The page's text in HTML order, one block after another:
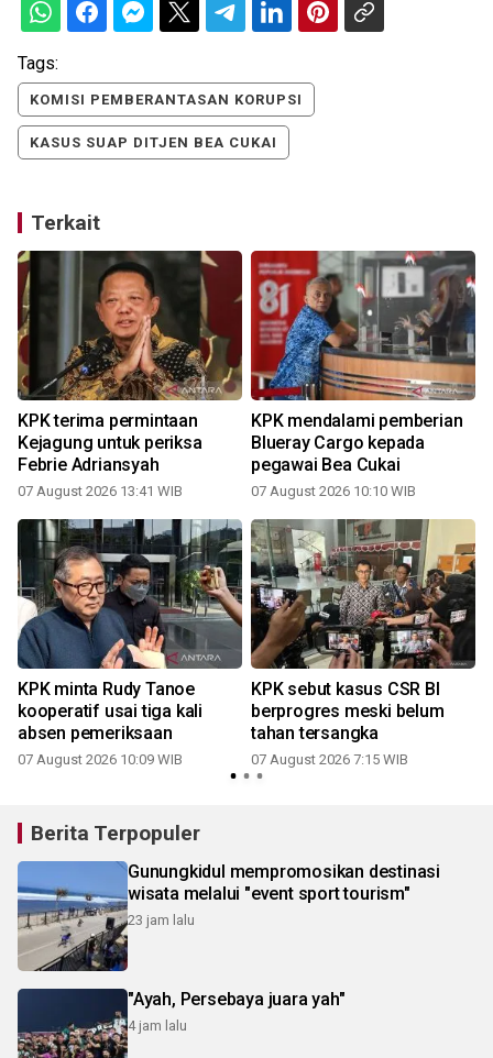
Tags:
KOMISI PEMBERANTASAN KORUPSI
KASUS SUAP DITJEN BEA CUKAI
Terkait
KPK terima permintaan
Kejagung untuk periksa
Febrie Adriansyah
07 August 2026 13:41 WIB
KPK mendalami pemberian
Blueray Cargo kepada
pegawai Bea Cukai
07 August 2026 10:10 WIB
KPK minta Rudy Tanoe
kooperatif usai tiga kali
absen pemeriksaan
07 August 2026 10:09 WIB
KPK sebut kasus CSR BI
berprogres meski belum
tahan tersangka
07 August 2026 7:15 WIB
Berita Terpopuler
Gunungkidul mempromosikan destinasi
wisata melalui "event sport tourism"
23 jam lalu
"Ayah, Persebaya juara yah"
4 jam lalu